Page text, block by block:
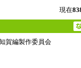
現在
賀編製作委員会